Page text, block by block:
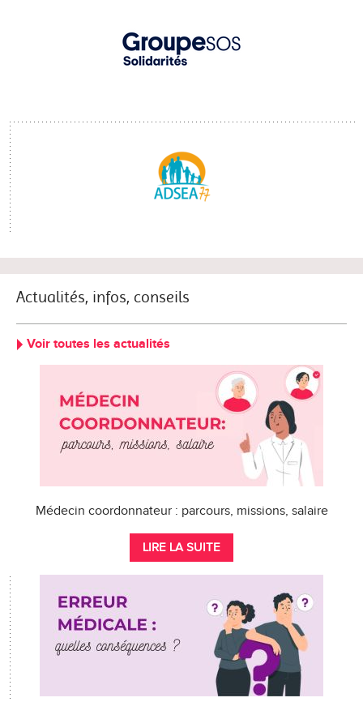
Actualités, infos, conseils
Voir toutes les actualités
Médecin coordonnateur : parcours, missions, salaire
LIRE LA SUITE